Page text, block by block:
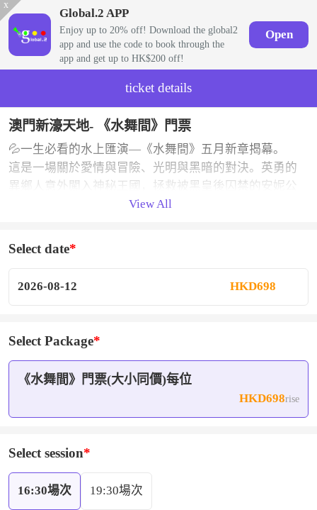
x
Global.2 APP
Enjoy up to 20% off! Download the global2
app and use the code to book through the
app and get up to HK$200 off!
Open
ticket details
澳門新濠天地- 《水舞間》門票
💦一生必看的水上匯演—《水舞間》五月新章揭幕。
這是一場關於愛情與冒險、光明與黑暗的對決。英勇的
異鄉人意外闖入神秘王國，拯救被黑皇後囚禁的安妮公
主。水成為他們的聯結，見證了由愛與勇氣催生而出的
View All
Select date
2026-08-12 HKD698
Select Package
《水舞間》門票(大小同價)每位
HKD698rise
Select session
16:30場次 19:30場次